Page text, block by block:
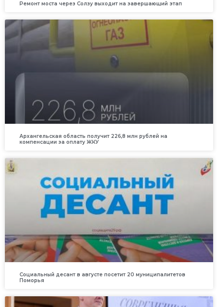
Ремонт моста через Солзу выходит на завершающий этап
Архангельская область получит 226,8 млн рублей на
компенсации за оплату ЖКУ
Социальный десант в августе посетит 20 муниципалитетов
Поморья